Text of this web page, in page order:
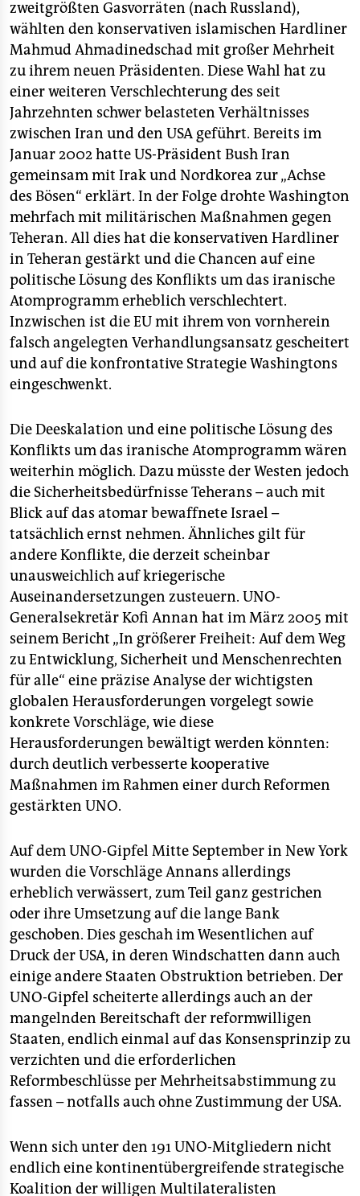
zweitgrößten Gasvorräten (nach Russland),
wählten den konservativen islamischen Hardliner
Mahmud Ahmadinedschad mit großer Mehrheit
zu ihrem neuen Präsidenten. Diese Wahl hat zu
einer weiteren Verschlechterung des seit
Jahrzehnten schwer belasteten Verhältnisses
zwischen Iran und den USA geführt. Bereits im
Januar 2002 hatte US-Präsident Bush Iran
gemeinsam mit Irak und Nordkorea zur „Achse
des Bösen“ erklärt. In der Folge drohte Washington
mehrfach mit militärischen Maßnahmen gegen
Teheran. All dies hat die konservativen Hardliner
in Teheran gestärkt und die Chancen auf eine
politische Lösung des Konflikts um das iranische
Atomprogramm erheblich verschlechtert.
Inzwischen ist die EU mit ihrem von vornherein
falsch angelegten Verhandlungsansatz gescheitert
und auf die konfrontative Strategie Washingtons
eingeschwenkt.
Die Deeskalation und eine politische Lösung des
Konflikts um das iranische Atomprogramm wären
weiterhin möglich. Dazu müsste der Westen jedoch
die Sicherheitsbedürfnisse Teherans – auch mit
Blick auf das atomar bewaffnete Israel –
tatsächlich ernst nehmen. Ähnliches gilt für
andere Konflikte, die derzeit scheinbar
unausweichlich auf kriegerische
Auseinandersetzungen zusteuern. UNO-
Generalsekretär Kofi Annan hat im März 2005 mit
seinem Bericht „In größerer Freiheit: Auf dem Weg
zu Entwicklung, Sicherheit und Menschenrechten
für alle“ eine präzise Analyse der wichtigsten
globalen Herausforderungen vorgelegt sowie
konkrete Vorschläge, wie diese
Herausforderungen bewältigt werden könnten:
durch deutlich verbesserte kooperative
Maßnahmen im Rahmen einer durch Reformen
gestärkten UNO.
Auf dem UNO-Gipfel Mitte September in New York
wurden die Vorschläge Annans allerdings
erheblich verwässert, zum Teil ganz gestrichen
oder ihre Umsetzung auf die lange Bank
geschoben. Dies geschah im Wesentlichen auf
Druck der USA, in deren Windschatten dann auch
einige andere Staaten Obstruktion betrieben. Der
UNO-Gipfel scheiterte allerdings auch an der
mangelnden Bereitschaft der reformwilligen
Staaten, endlich einmal auf das Konsensprinzip zu
verzichten und die erforderlichen
Reformbeschlüsse per Mehrheitsabstimmung zu
fassen – notfalls auch ohne Zustimmung der USA.
Wenn sich unter den 191 UNO-Mitgliedern nicht
endlich eine kontinentübergreifende strategische
Koalition der willigen Multilateralisten